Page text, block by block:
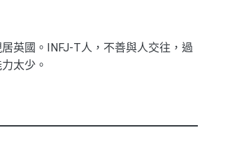
英國。INFJ-T人，不善與人交往，過
太少。